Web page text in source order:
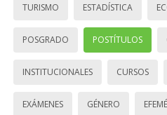
TURISMO ESTADÍSTICA
POSGRADO POSTÍTULOS
INSTITUCIONALES CURSOS
EXÁMENES GÉNERO